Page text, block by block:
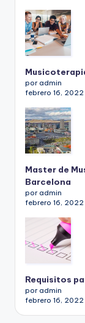
por admin
febrero 16, 2022
Master de
Barcelona
por admin
febrero 16, 2022
Requisitos
por admin
febrero 16, 2022